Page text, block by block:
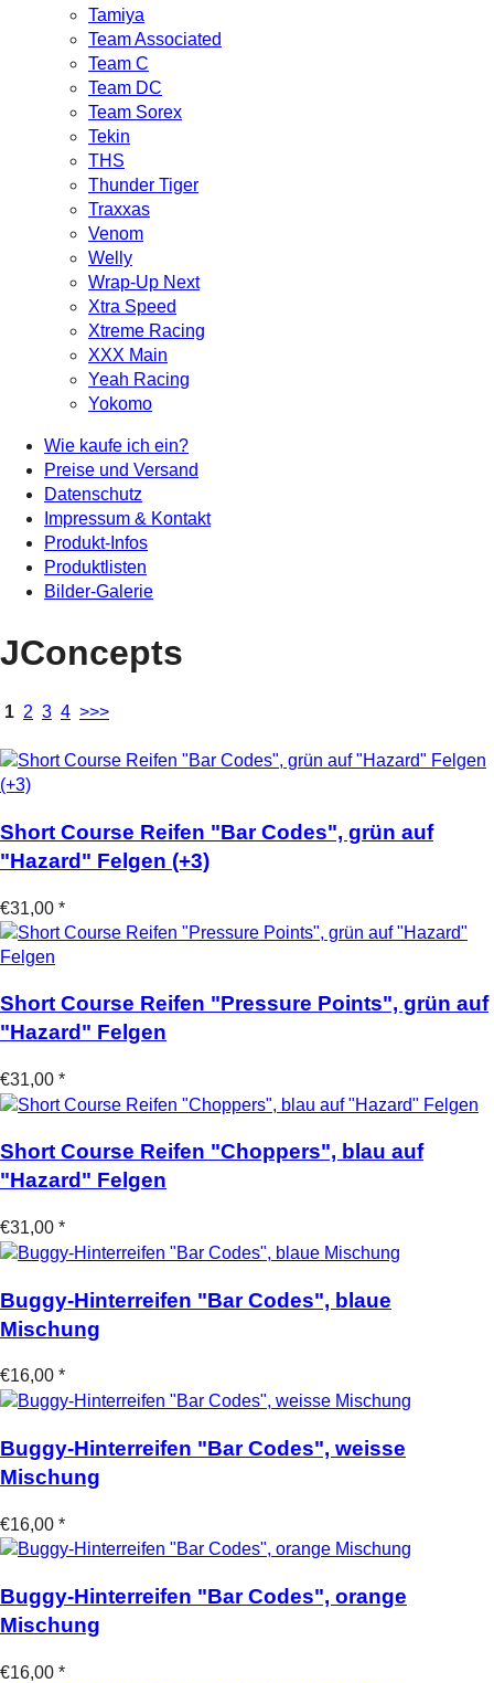
Tamiya
Team Associated
Team C
Team DC
Team Sorex
Tekin
THS
Thunder Tiger
Traxxas
Venom
Welly
Wrap-Up Next
Xtra Speed
Xtreme Racing
XXX Main
Yeah Racing
Yokomo
Wie kaufe ich ein?
Preise und Versand
Datenschutz
Impressum & Kontakt
Produkt-Infos
Produktlisten
Bilder-Galerie
JConcepts
1 2 3 4 >>>
Short Course Reifen "Bar Codes", grün auf
"Hazard" Felgen (+3)
€31,00 *
Short Course Reifen "Pressure Points", grün auf
"Hazard" Felgen
€31,00 *
Short Course Reifen "Choppers", blau auf
"Hazard" Felgen
€31,00 *
Buggy-Hinterreifen "Bar Codes", blaue
Mischung
€16,00 *
Buggy-Hinterreifen "Bar Codes", weisse
Mischung
€16,00 *
Buggy-Hinterreifen "Bar Codes", orange
Mischung
€16,00 *